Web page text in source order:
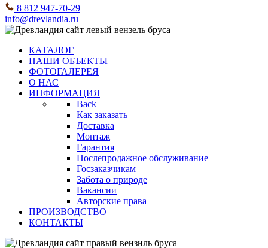
8 812 947-70-29
info@drevlandia.ru
КАТАЛОГ
НАШИ ОБЪЕКТЫ
ФОТОГАЛЕРЕЯ
О НАС
ИНФОРМАЦИЯ
Back
Как заказать
Доставка
Монтаж
Гарантия
Послепродажное обслуживание
Госзаказчикам
Забота о природе
Вакансии
Авторские права
ПРОИЗВОДСТВО
КОНТАКТЫ